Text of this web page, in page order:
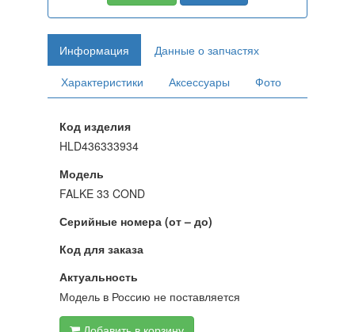
Информация
Данные о запчастях
Характеристики
Аксессуары Фото
Код изделия
HLD436333934
Модель
FALKE 33 COND
Серийные номера (от – до)
Код для заказа
Актуальность
Модель в Россию не поставляется